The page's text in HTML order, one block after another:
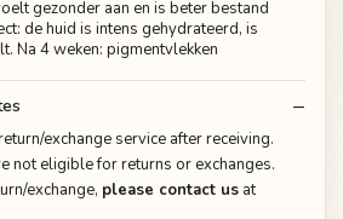
gezonder aan en is beter bestand
de huid is intens gehydrateerd, is
Na 4 weken: pigmentvlekken
exchange service after receiving.
not eligible for returns or exchanges.
exchange, please contact us at